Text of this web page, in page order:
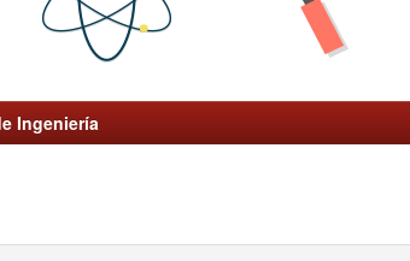
Ingeniería